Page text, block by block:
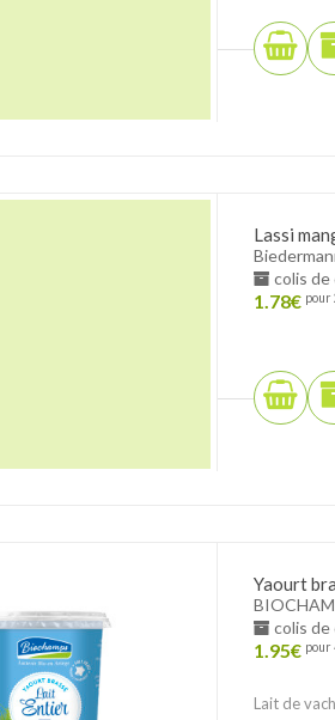
Lassi
colis de
1.78€ pour
Yaourt
colis de
1.95€ pour
Lait de